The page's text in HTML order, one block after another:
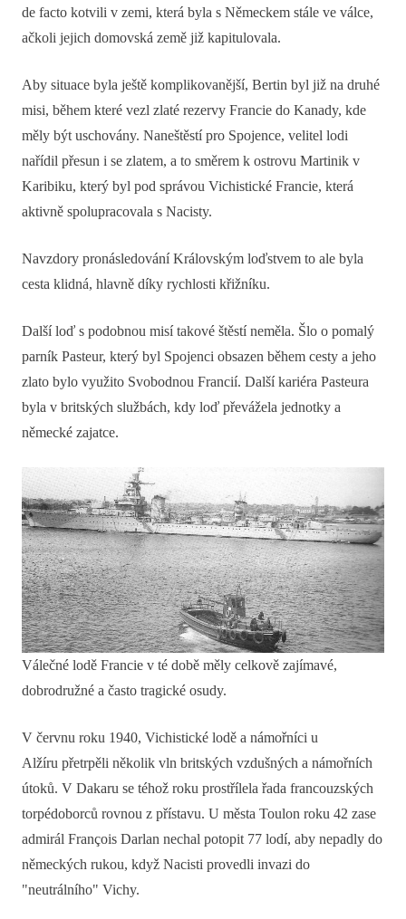
de facto kotvili v zemi, která byla s Německem stále ve válce,
ačkoli jejich domovská země již kapitulovala.
Aby situace byla ještě komplikovanější, Bertin byl již na druhé
misi, během které vezl zlaté rezervy Francie do Kanady, kde
měly být uschovány. Naneštěstí pro Spojence, velitel lodi
nařídil přesun i se zlatem, a to směrem k ostrovu Martinik v
Karibiku, který byl pod správou Vichistické Francie, která
aktivně spolupracovala s Nacisty.
Navzdory pronásledování Královským loďstvem to ale byla
cesta klidná, hlavně díky rychlosti křižníku.
Další loď s podobnou misí takové štěstí neměla. Šlo o pomalý
parník Pasteur, který byl Spojenci obsazen během cesty a jeho
zlato bylo využito Svobodnou Francií. Další kariéra Pasteura
byla v britských službách, kdy loď převážela jednotky a
německé zajatce.
Válečné lodě Francie v té době měly celkově zajímavé,
dobrodružné a často tragické osudy.
V červnu roku 1940, Vichistické lodě a námořníci u
Alžíru přetrpěli několik vln britských vzdušných a námořních
útoků. V Dakaru se téhož roku prostřílela řada francouzských
torpédoborců rovnou z přístavu. U města Toulon roku 42 zase
admirál François Darlan nechal potopit 77 lodí, aby nepadly do
německých rukou, když Nacisti provedli invazi do
"neutrálního" Vichy.